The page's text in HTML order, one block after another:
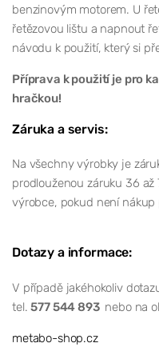
benzinovým motorem. U
řetězovou lištu a napnout
návodu k použití, který si
Příprava k použití je pro
hračkou!
Záruka a servis:
Na všechny výrobky je
prodlouženou záruku 36
výrobce, pokud není nákup
Dotazy a informace:
V případě jakéhokoliv
tel.577 544 893 nebo na
metabo-shop.cz